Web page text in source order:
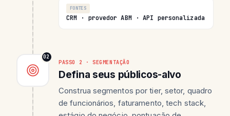
FONTES
CRM · provedor ABM · API personalizada
02
PASSO 2 · SEGMENTAÇÃO
Defina seus públicos-alvo
Construa segmentos por tier, setor, quadro
de funcionários, faturamento, tech stack,